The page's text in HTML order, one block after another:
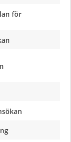
för